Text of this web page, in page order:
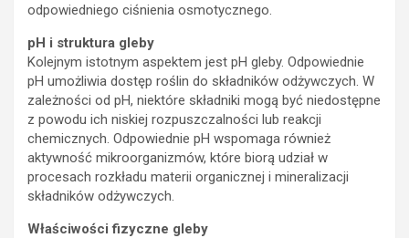
odpowiedniego ciśnienia osmotycznego.
pH i struktura gleby
Kolejnym istotnym aspektem jest pH gleby. Odpowiednie
pH umożliwia dostęp roślin do składników odżywczych. W
zależności od pH, niektóre składniki mogą być niedostępne
z powodu ich niskiej rozpuszczalności lub reakcji
chemicznych. Odpowiednie pH wspomaga również
aktywność mikroorganizmów, które biorą udział w
procesach rozkładu materii organicznej i mineralizacji
składników odżywczych.
Właściwości fizyczne gleby